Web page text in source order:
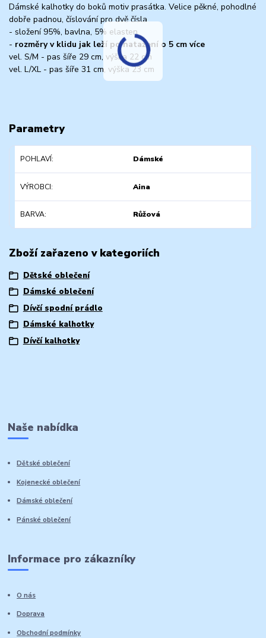
Dámské kalhotky do boků motiv prasátka. Velice pěkné, pohodlné
dobře padnou, číslování pro dvě čísla
- složení 95%, bavlna, 5% elasten
- rozměry v klidu jak leží po natažení o 5 cm více
vel. S/M - pas šíře 29 cm, výška 22 cm
vel. L/XL - pas šíře 31 cm, výška 23 cm
Parametry
POHLAVÍ Dámské
VÝROBCI Aina
BARVA Růžová
Zboží zařazeno v kategoriích
Dětské oblečení
Dámské oblečení
Dívčí spodní prádlo
Dámské kalhotky
Dívčí kalhotky
Naše nabídka
Dětské oblečení
Kojenecké oblečení
Dámské oblečení
Pánské oblečení
Informace pro zákazníky
O nás
Doprava
Obchodní podmínky